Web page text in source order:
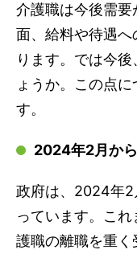
介護職は今後需要
面、給料や待遇
ります。では今
ょうか。この点
す。
2024年2月か
政府は、2024年2
っています。こ
護職の離職を重